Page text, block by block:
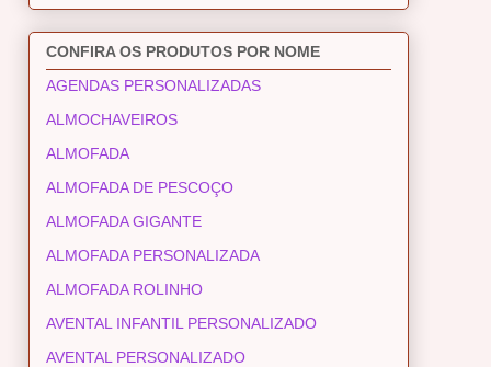
CONFIRA OS PRODUTOS POR NOME
AGENDAS PERSONALIZADAS
ALMOCHAVEIROS
ALMOFADA
ALMOFADA DE PESCOÇO
ALMOFADA GIGANTE
ALMOFADA PERSONALIZADA
ALMOFADA ROLINHO
AVENTAL INFANTIL PERSONALIZADO
AVENTAL PERSONALIZADO